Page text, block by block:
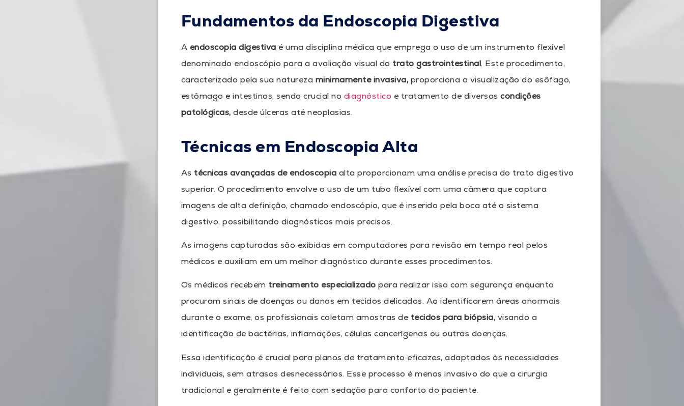
Fundamentos da Endoscopia Digestiva
A endoscopia digestiva é uma disciplina médica que emprega o uso de um instrumento flexível
denominado endoscópio para a avaliação visual do trato gastrointestinal. Este procedimento,
caracterizado pela sua natureza minimamente invasiva, proporciona a visualização do esôfago,
estômago e intestinos, sendo crucial no diagnóstico e tratamento de diversas condições
patológicas, desde úlceras até neoplasias.
Técnicas em Endoscopia Alta
As técnicas avançadas de endoscopia alta proporcionam uma análise precisa do trato digestivo
superior. O procedimento envolve o uso de um tubo flexível com uma câmera que captura
imagens de alta definição, chamado endoscópio, que é inserido pela boca até o sistema
digestivo, possibilitando diagnósticos mais precisos.
As imagens capturadas são exibidas em computadores para revisão em tempo real pelos
médicos e auxiliam em um melhor diagnóstico durante esses procedimentos.
Os médicos recebem treinamento especializadopara realizar isso com segurança enquanto
procuram sinais de doenças ou danos em tecidos delicados. Ao identificarem áreas anormais
durante o exame, os profissionais coletam amostras de tecidos para biópsia, visando a
identificação de bactérias, inflamações, células cancerígenas ou outras doenças.
Essa identificação é crucial para planos de tratamento eficazes, adaptados às necessidades
individuais, sem atrasos desnecessários. Esse processo é menos invasivo do que a cirurgia
tradicional e geralmente é feito com sedação para conforto do paciente.